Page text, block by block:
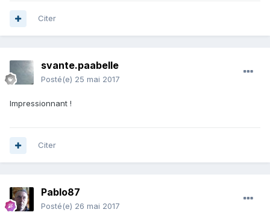
Citer
svante.paabelle
Posté(e) 25 mai 2017
Impressionnant !
Citer
Pablo87
Posté(e) 26 mai 2017